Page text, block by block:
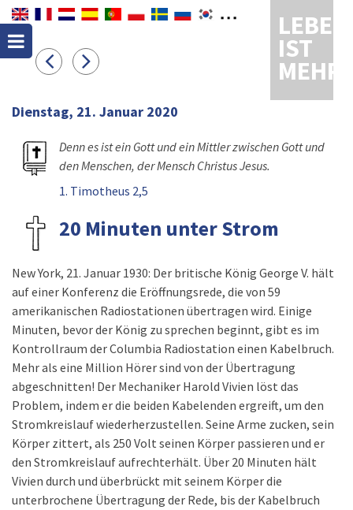
LEBEN
IST
MEHR
Dienstag, 21. Januar 2020
Denn es ist ein Gott und ein Mittler zwischen Gott und
den Menschen, der Mensch Christus Jesus.
1. Timotheus 2,5
20 Minuten unter Strom
New York, 21. Januar 1930: Der britische König George V. hält
auf einer Konferenz die Eröffnungsrede, die von 59
amerikanischen Radiostationen übertragen wird. Einige
Minuten, bevor der König zu sprechen beginnt, gibt es im
Kontrollraum der Columbia Radiostation einen Kabelbruch.
Mehr als eine Million Hörer sind von der Übertragung
abgeschnitten! Der Mechaniker Harold Vivien löst das
Problem, indem er die beiden Kabelenden ergreift, um den
Stromkreislauf wiederherzustellen. Seine Arme zucken, sein
Körper zittert, als 250 Volt seinen Körper passieren und er
den Stromkreislauf aufrechterhält. Über 20 Minuten hält
Vivien durch und überbrückt mit seinem Körper die
unterbrochene Übertragung der Rede, bis der Kabelbruch